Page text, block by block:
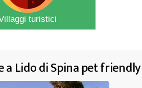
turistici
Lido di Spina pet friendly